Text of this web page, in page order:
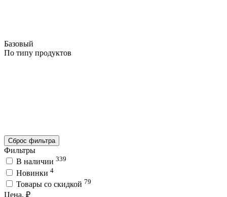
Базовый
По типу продуктов
Сброс фильтра
Фильтры
В наличии 339
Новинки 4
Товары со скидкой 79
Цена, ₽